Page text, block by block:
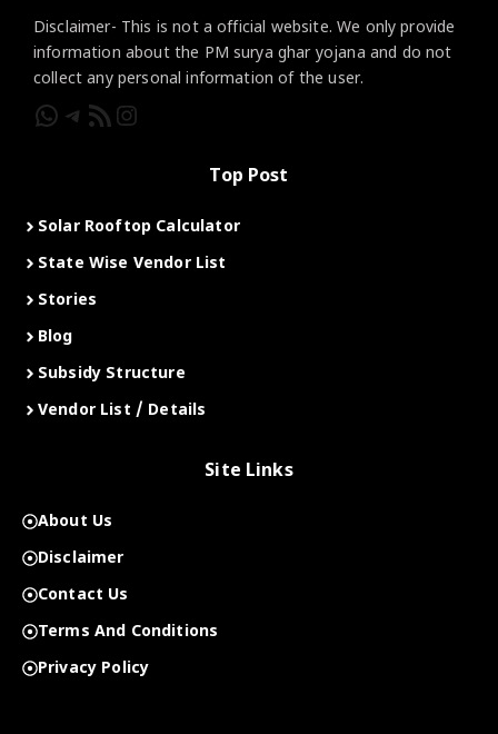
Disclaimer- This is not a official website. We only provide
information about the PM surya ghar yojana and do not
collect any personal information of the user.
WhatsApp
Telegram
RSS FeedInstagram
Top Post
Solar Rooftop Calculator
State Wise Vendor List
Stories
Blog
Subsidy Structure
Vendor List / Details
Site Links
About Us
Disclaimer
Contact Us
Terms And Conditions
Privacy Policy